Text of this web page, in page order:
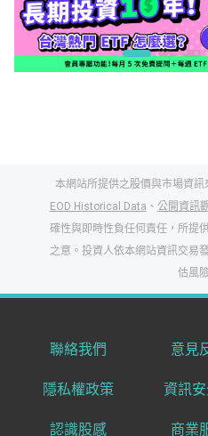
本網站所提供之股價與市場資訊
EOD Historical Data 、 公開資訊
確性與即時性負任何責任，所提
之意。投資人依本網站資訊交易
估風
聯絡我們 意見
隱私權政策 資訊
認識股感 商業